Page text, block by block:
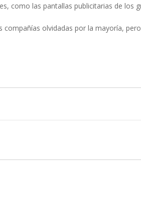
como las pantallas publicitarias de los
olvidadas por la mayoría,